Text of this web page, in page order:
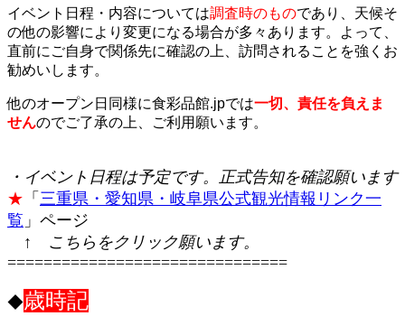
イベント日程・内容については調査時のものであり、天候そ
の他の影響により変更になる場合が多々あります。よって、
直前にご自身で関係先に確認の 上、訪問されることを強くお
勧めいします。
他のオープン日同様に食彩品館.jpでは一切、責任を負えま
せんのでご了承の上、ご利用願います。
・イベント日程は予定です。正式告知を確認願います
★ 「 三重県・愛知県・岐阜県公式観光情報リンク一
覧 」ページ
↑ こちらをクリック願います。
===============================
◆歳時記